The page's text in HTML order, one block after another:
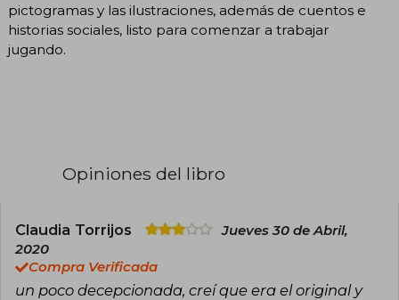
pictogramas y las ilustraciones, además de cuentos e
historias sociales, listo para comenzar a trabajar
jugando.
Opiniones del libro
Claudia Torrijos
Jueves 30 de Abril,
2020
Compra Verificada
un poco decepcionada, creí que era el original y